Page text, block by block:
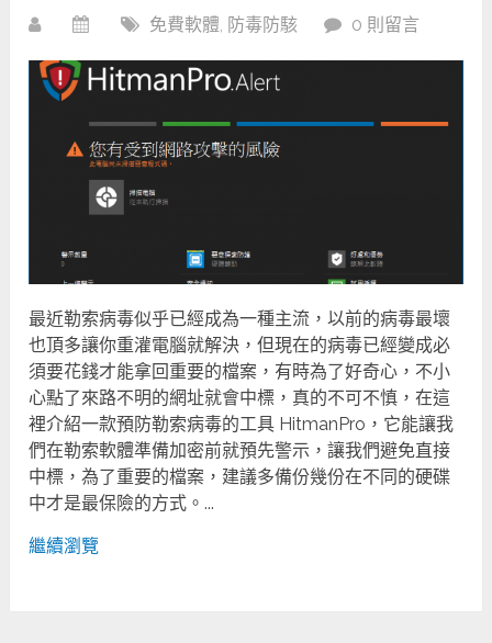
免費軟體, 防毒防駭 0 則留言
最近勒索病毒似乎已經成為一種主流，以前的病毒最壞
也頂多讓你重灌電腦就解決，但現在的病毒已經變成必
須要花錢才能拿回重要的檔案，有時為了好奇心，不小
心點了來路不明的網址就會中標，真的不可不慎，在這
裡介紹一款預防勒索病毒的工具 HitmanPro，它能讓我
們在勒索軟體準備加密前就預先警示，讓我們避免直接
中標，為了重要的檔案，建議多備份幾份在不同的硬碟
中才是最保險的方式。...
繼續瀏覽